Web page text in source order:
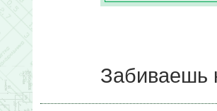
Забиваешь